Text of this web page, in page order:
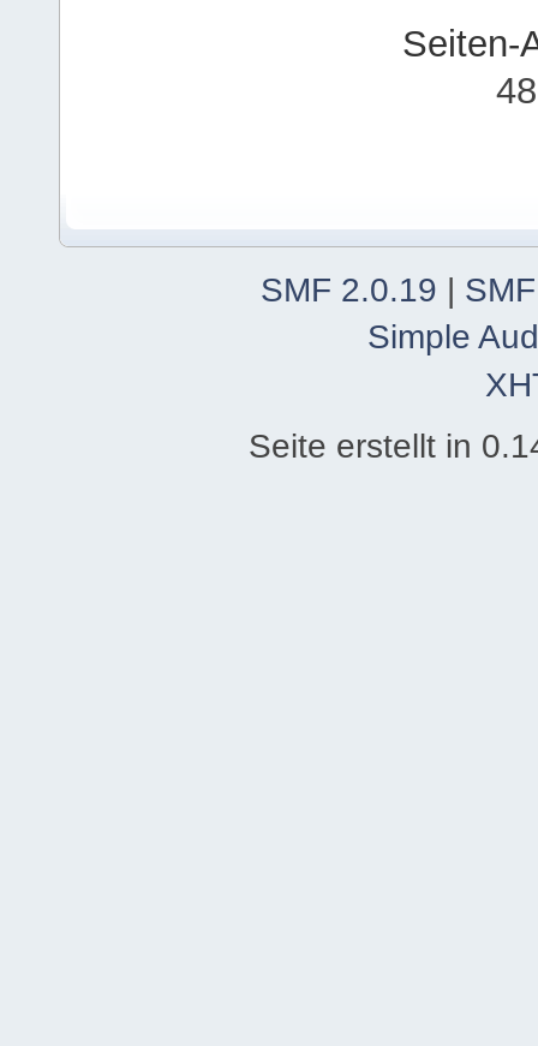
Seiten-
SMF 2.0.19
Simple
Seite erstellt in